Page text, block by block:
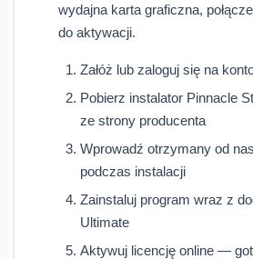
wydajna karta graficzna,
do aktywacji.
Załóż lub zaloguj się na
Pobierz instalator Pinnacle
ze strony producenta
Wprowadź otrzymany od
podczas instalacji
Zainstaluj program wraz z
Ultimate
Aktywuj licencję online —